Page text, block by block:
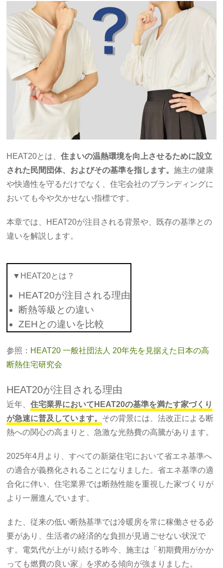
HEAT20とは、住まいの温熱環境を向上させるために設立
された民間団体、およびその基準を指します。施主の健康
や快適性を守るだけでなく、住宅会社のブランディングに
おいても今や欠かせない指標です。
本章では、HEAT20が注目される背景や、既存の基準との
違いを解説します。
▼HEAT20とは？
HEAT20が注目される理由
断熱等級との違い
ZEHとの違いを比較
参照： HEAT20 一般社団法人 20年先を見据えた日本の高
断熱住宅研究会
HEAT20が注目される理由
近年、住宅業界においてHEAT20の基準を満たす家づくり
が急速に普及しています。 その背景には、法改正による断
熱への関心の高まりと、急激な光熱費の高騰があります。
2025年4月より、すべての新築住宅において省エネ基準へ
の適合が義務化されることになりました。省エネ基準の適
合化に伴い、住宅業界では断熱性能を重視した家づくりが
より一層進んでいます。
また、従来の低い断熱基準では冷暖房を常に稼働させる必
要があり、生活者の経済的な負担が見過ごせない状況で
す。電気代が上がり続ける昨今、施主は「初期費用がかか
っても燃費の良い家」を求める傾向が強まりました。